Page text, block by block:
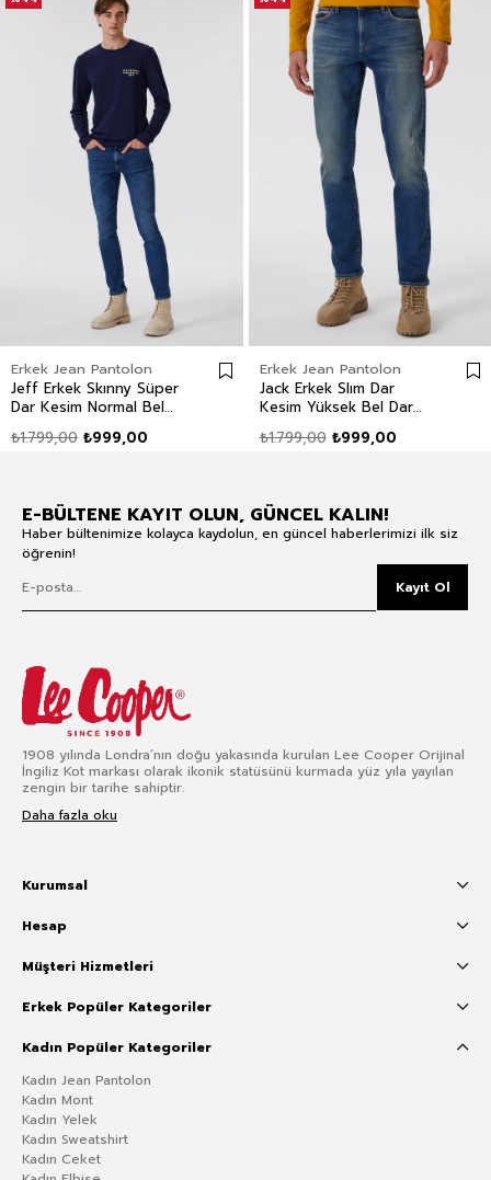
Erkek Jean Pantolon
Jeff Erkek Skınny Süper
Dar Kesim Normal Bel
Mavi
₺999,00
₺1.799,00
Erkek Jean Pantolon
Jack Erkek Slım Dar
Kesim Yüksek Bel Dar
₺999,00
₺1.799,00
E-BÜLTENE KAYIT OLUN, GÜNCEL KALIN!
Haber bültenimize kolayca kaydolun, en güncel haberlerimizi ilk siz
öğrenin!
Kayıt Ol
1908 yılında Londra’nın doğu yakasında kurulan Lee Cooper Orijinal
İngiliz Kot markası olarak ikonik statüsünü kurmada yüz yıla yayılan
zengin bir tarihe sahiptir.
Daha fazla oku
Kurumsal
Hesap
Müşteri Hizmetleri
Erkek Popüler Kategoriler
Kadın Popüler Kategoriler
Kadın Jean Pantolon
Kadın Mont
Kadın Yelek
Kadın Sweatshirt
Kadın Ceket